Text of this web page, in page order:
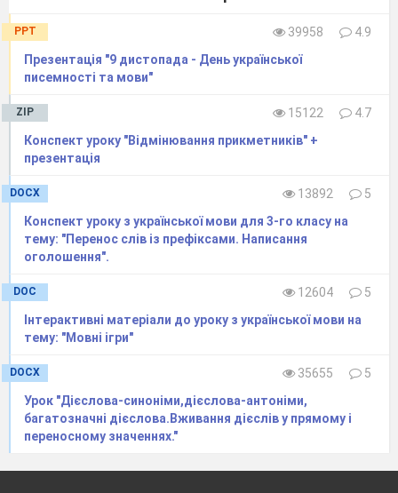
PPT 39958
4.9
Презентація "9 дистопада - День української
писемності та мови"
ZIP 15122
4.7
Конспект уроку "Відмінювання прикметників" +
презентація
DOCX 13892
5
Конспект уроку з української мови для 3-го класу на
тему: "Перенос слів із префіксами. Написання
оголошення".
DOC 12604
5
Інтерактивні матеріали до уроку з української мови на
тему: "Мовні ігри"
DOCX 35655
5
Урок "Дієслова-синоніми,дієслова-антоніми,
багатозначні дієслова.Вживання дієслів у прямому і
переносному значеннях."